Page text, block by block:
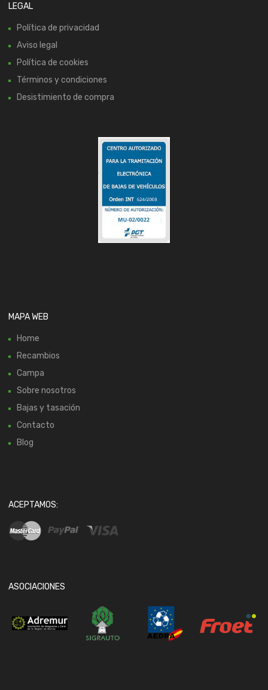
LEGAL
Política de privacidad
Aviso legal
Política de cookies
Términos y condiciones
Desistimiento de compra
MAPA WEB
Home
Recambios
Campa
Sobre nosotros
Bajas y tasación
Contacto
Blog
ACEPTAMOS:
ASOCIACIONES